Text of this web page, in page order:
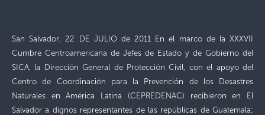
San Salvador, 22 DE JULIO de 2011 En el marco de la XXXVII
Cumbre Centroamericana de Jefes de Estado y de Gobierno del
SICA, la Dirección General de Protección Civil, con el apoyo del
Centro de Coordinación para la Prevención de los Desastres
Naturales en América Latina (CEPREDENAC) recibieron en El
Salvador a dignos representantes de las repúblicas de Guatemala;